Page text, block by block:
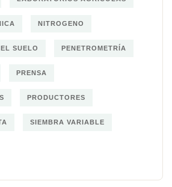
NITROGENO
SUELO PENETROMETRÍA
PRENSA
PRODUCTORES
SIEMBRA VARIABLE